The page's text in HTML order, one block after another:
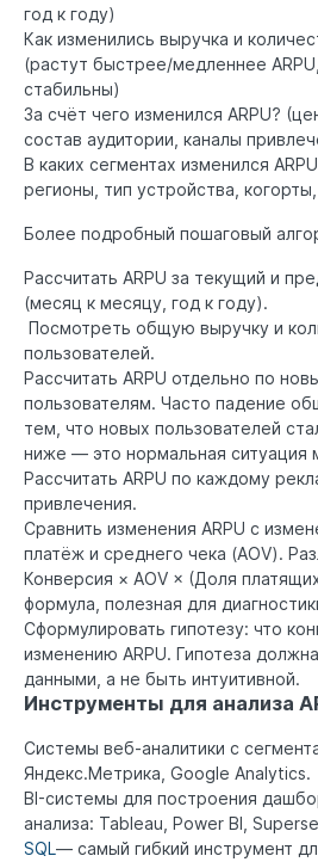
год к году)
Как изменились выручка и
(растут быстрее/медленнее
стабильны)
За счёт чего изменился ARPU?
состав аудитории, каналы
В каких сегментах изменился
регионы, тип устройства,
Более подробный пошаговый
Рассчитать ARPU за текущий и
(месяц к месяцу, год к году).
Посмотреть общую выручку и
пользователей.
Рассчитать ARPU отдельно по
пользователям. Часто падение
тем, что новых пользователей
ниже — это нормальная ситуация
Рассчитать ARPU по каждому
привлечения.
Сравнить изменения ARPU с
платёж и среднего чека (AOV).
Конверсия × AOV × (Доля
формула, полезная для
Сформулировать гипотезу: что
изменению ARPU. Гипотеза
данными, а не быть интуитивной.
Инструменты для анализа
Системы веб-аналитики с
Яндекс.Метрика, Google Analytics.
BI-системы для построения
анализа: Tableau, Power BI,
SQL— самый гибкий инструмент